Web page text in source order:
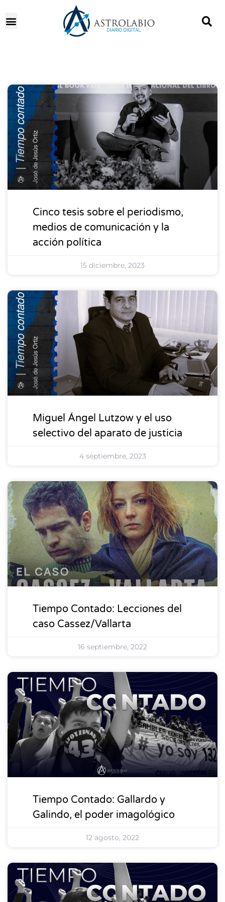
DESTACADOS
Cinco tesis sobre el periodismo,
medios de comunicación y la
acción política
15 diciembre, 2023
DESTACADOS
Miguel Ángel Lutzow y el uso
selectivo del aparato de justicia
4 septiembre, 2023
DESTACADOS
Tiempo Contado: Lecciones del
caso Cassez/Vallarta
16 septiembre, 2022
DESTACADOS
Tiempo Contado: Gallardo y
Galindo, el poder imagológico
12 agosto, 2022
DESTACADOS